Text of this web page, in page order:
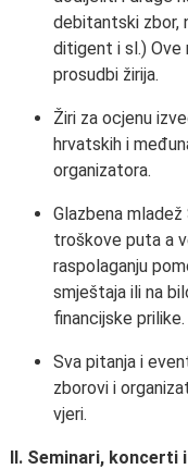
debitantski zbor,
ditigent i sl.) Ove
prosudbi žirija.
Žiri za ocjenu
hrvatskih i
organizatora.
Glazbena
troškove puta a
raspolaganju
smještaja ili na
financijske prilike.
Sva pitanja i
zborovi i
vjeri.
II. Seminari, koncerti